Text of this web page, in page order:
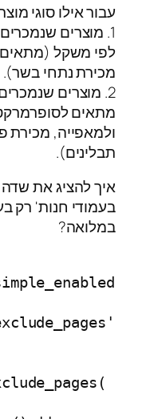
עבור אילו סוגי
1. מוצרים
לפי משקל (מתאים
מכירת נתחי בשר).
2. מוצרים
מתאים
ולמאפייה, מכירת
תבלינים).
איך להציג את
בעמודי חנות' רק
במלואה?